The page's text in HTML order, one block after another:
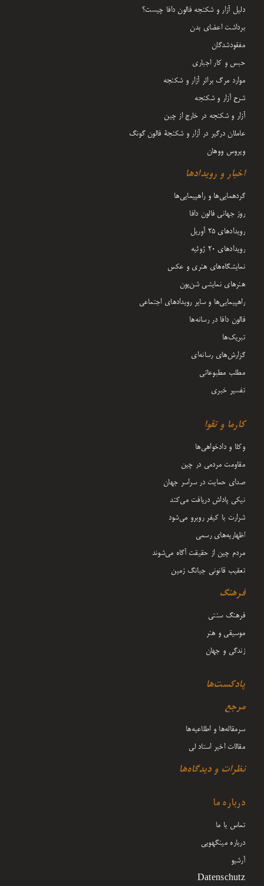
دلیل آزار و شکنجه فالون دافا چیست؟
برداشت اعضای بدن
مفقودشدگان
حبس و کار اجباری
موارد مرگ براثر آزار و شکنجه
شرح آزار و شکنجه
آزار و شکنجه در خارج از چین
عاملان درگیر در آزار و شکنجۀ فالون گونگ
ویروس ووهان
اخبار و رویدادها
گردهمایی‌ها و راهپیمایی‌ها
روز جهانی فالون دافا
رویدادهای ۲۵ آوریل
رویدادهای ۲۰ ژوئیه
نمایشگاه‌های هنری و عکس
هنرهای نمایشی شن‌یون
راهپیمایی‌ها و سایر رویدادهای اجتماعی
فالون دافا در رسانه‌ها
تبریک‌ها
گزارش‌های رسانه‌ای
مطلب مطبوعاتی
تفسیر خبری
کارما و تقوا
وکلا و دادخواهی‌ها
مقاومت مردمی در چین
صدای حمایت در سراسر جهان
نیکی پاداش دریافت می‌کند
شرارت با کیفر روبرو می‌شود
اظهاریه‌های رسمی
مردم چین از حقیقت آگاه می‌شوند
تعقیب قانونی جیانگ زمین
فرهنگ
فرهنگ سنتی
موسیقی و هنر
زندگی و جهان
پادکست‌ها
مرجع
سرمقاله‌ها و اطلاعیه‌ها
مقالات اخیر استاد لی
نظرات و دیدگاه‌ها
درباره ما
تماس با ما
درباره مینگهویی
آرشیو
Datenschutz